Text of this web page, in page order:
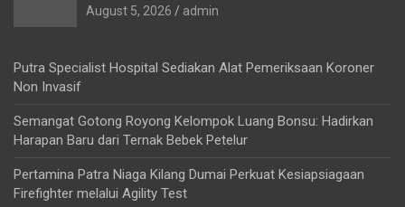
August 5, 2026 admin
Putra Specialist Hospital Sediakan Alat Pemeriksaan Koroner
Non Invasif
Semangat Gotong Royong Kelompok Luang Bonsu: Hadirkan
Harapan Baru dari Ternak Bebek Petelur
Pertamina Patra Niaga Kilang Dumai Perkuat Kesiapsiagaan
Firefighter melalui Agility Test